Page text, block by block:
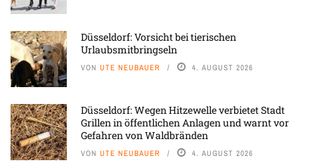
Düsseldorf: Vorsicht bei tierischen
Urlaubsmitbringseln
VON UTE NEUBAUER 4. AUGUST 2026
Düsseldorf: Wegen Hitzewelle verbietet Stadt
Grillen in öffentlichen Anlagen und warnt vor
Gefahren von Waldbränden
VON UTE NEUBAUER 4. AUGUST 2026